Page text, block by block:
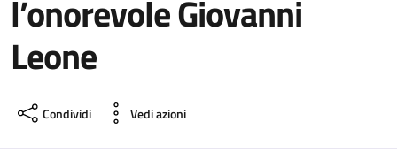
l’onorevole Giovanni
Leone
Condividi Vedi azioni